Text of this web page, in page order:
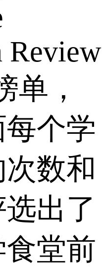
Review
单，
个学
数和
出了
堂前